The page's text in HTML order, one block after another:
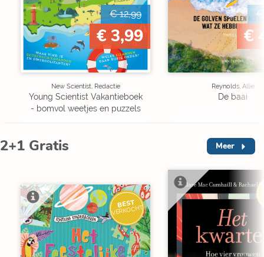
€ 12,99
€ 3,99
New Scientist, Redactie
Young Scientist Vakantieboek
- bomvol weetjes en puzzels
€
€
Reynolds, Allie
De baai
2+1 Gratis Meer
BEST
VERKOCHT